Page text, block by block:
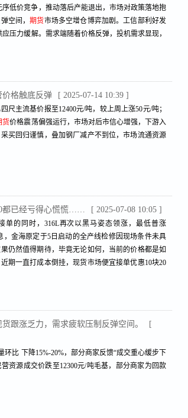
低价竞争，推动落后产能退出，市场对政策落地抱
空间，期货市场多空增仓博弈加剧。工信部利好发
压力缓解。需求端随着价格反弹，投机需求显现，
格触底反弹 [ 2025-07-14 10:39 ]
尺主流基价报至12400元/吨，较上周上涨50元/吨；
货价格震荡偏强运行，市场对后市信心增强，下游入
买回归谨慎，叠加钢厂减产不到位，市场流通资源
都已经亏得心慌慌…… [ 2025-07-08 10:05 ]
的同时，316L再次以黑马姿态领涨，最低普涨
，金海原定于5日启动的全产线检修因现场条件未具
仍然值得期待，毕竟无论如何，当前的价格都是如
近期一直打成本倒挂，现货市场便宜接单优惠10块20
跟涨乏力，需求疲软压制反弹空间。
[
比 下降15%-20%，部分商家反馈“成交重心缓步下
资源成交价跌至12300元/吨毛基，部分商家为回款